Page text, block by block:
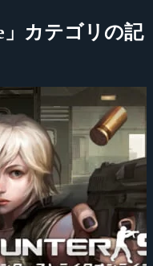
」カテゴリの記